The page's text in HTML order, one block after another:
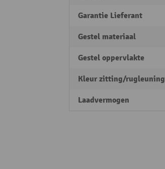
Garantie Lieferant
Gestel materiaal
Gestel oppervlakte
Kleur zitting/rugleuning
Laadvermogen